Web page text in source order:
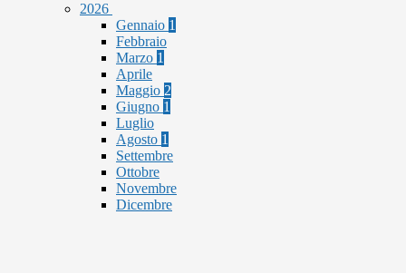
2026
Gennaio 1
Febbraio
Marzo 1
Aprile
Maggio 2
Giugno 1
Luglio
Agosto 1
Settembre
Ottobre
Novembre
Dicembre